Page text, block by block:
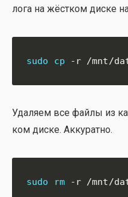
ло­га на жёст­ком дис­ке
sudo cp -r /mnt/
Уда­ля­ем все фай­лы из
ком дис­ке. Акку­рат­но.
sudo rm -r /mnt/